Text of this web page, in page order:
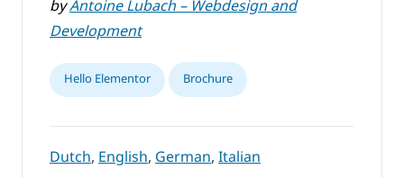
byAntoine Lubach – Webdesign and
Development
Hello Elementor Brochure
Dutch, English, German, Italian